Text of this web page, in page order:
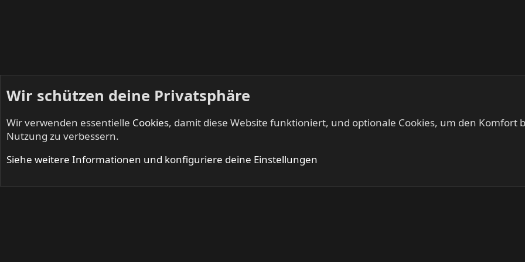
Startseite Foren Musik IRON FISTS - Heavy Metal & Doom Metal
Wir schützen deine Privatsphäre
Wir verwenden essentielle Cookies, damit diese Website funktioniert, und optionale Cookies, um den Komfort
Nutzung zu verbessern.
Siehe weitere Informationen und konfiguriere deine Einstellungen